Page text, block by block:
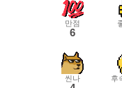
만점
6
씬나 후